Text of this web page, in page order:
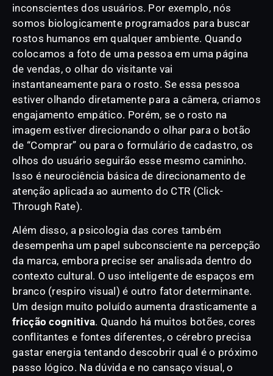
inconscientes dos usuários. Por exemplo, nós
somos biologicamente programados para buscar
rostos humanos em qualquer ambiente. Quando
colocamos a foto de uma pessoa em uma página
de vendas, o olhar do visitante vai
instantaneamente para o rosto. Se essa pessoa
estiver olhando diretamente para a câmera, criamos
engajamento empático. Porém, se o rosto na
imagem estiver direcionando o olhar para o botão
de “Comprar” ou para o formulário de cadastro, os
olhos do usuário seguirão esse mesmo caminho.
Isso é neurociência básica de direcionamento de
atenção aplicada ao aumento do CTR (Click-
Through Rate).
Além disso, a psicologia das cores também
desempenha um papel subconsciente na percepção
da marca, embora precise ser analisada dentro do
contexto cultural. O uso inteligente de espaços em
branco (respiro visual) é outro fator determinante.
Um design muito poluído aumenta drasticamente a
fricção cognitiva. Quando há muitos botões, cores
conflitantes e fontes diferentes, o cérebro precisa
gastar energia tentando descobrir qual é o próximo
passo lógico. Na dúvida e no cansaço visual, o